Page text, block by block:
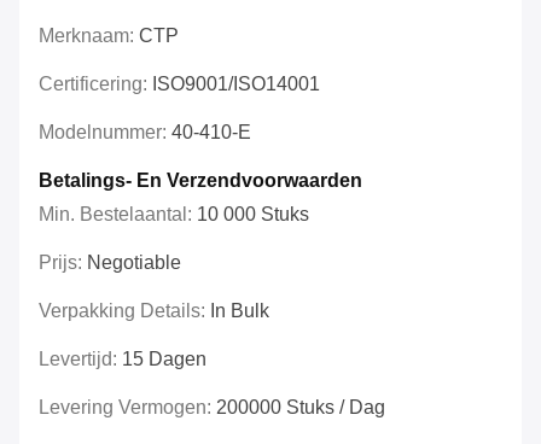
Merknaam: CTP
Certificering: ISO9001/ISO14001
Modelnummer: 40-410-E
Betalings- En Verzendvoorwaarden
Min. Bestelaantal: 10 000 Stuks
Prijs: Negotiable
Verpakking Details: In Bulk
Levertijd: 15 Dagen
Levering Vermogen: 200000 Stuks / Dag